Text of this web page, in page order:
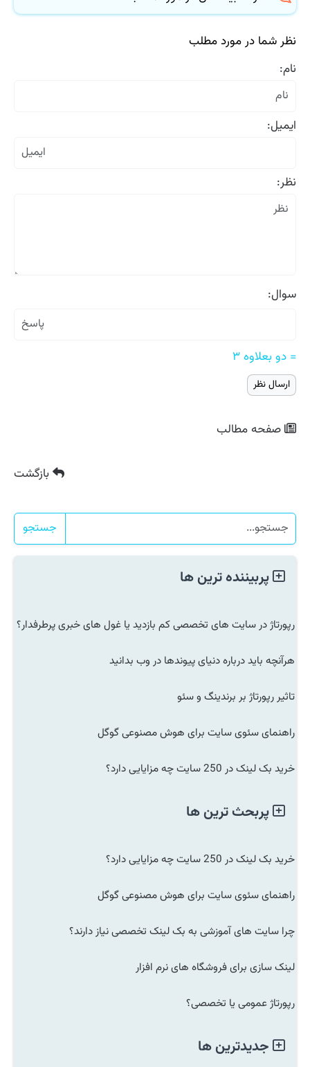
نظر شما در مورد مطلب
نام:
ایمیل:
نظر:
سوال:
= دو بعلاوه ۳
صفحه مطالب
بازگشت
جستجو
پربیننده ترین ها
رپورتاژ در سایت های تخصصی کم بازدید یا غول های خبری پرطرفدار؟
هرآنچه باید درباره دنیای پیوندها در وب بدانید
تاثیر رپورتاژ بر برندینگ و سئو
راهنمای سئوی سایت برای هوش مصنوعی گوگل
خرید بک لینک در 250 سایت چه مزایایی دارد؟
پربحث ترین ها
خرید بک لینک در 250 سایت چه مزایایی دارد؟
راهنمای سئوی سایت برای هوش مصنوعی گوگل
چرا سایت های آموزشی به بک لینک تخصصی نیاز دارند؟
لینک سازی برای فروشگاه های نرم افزار
رپورتاژ عمومی یا تخصصی؟
جدیدترین ها